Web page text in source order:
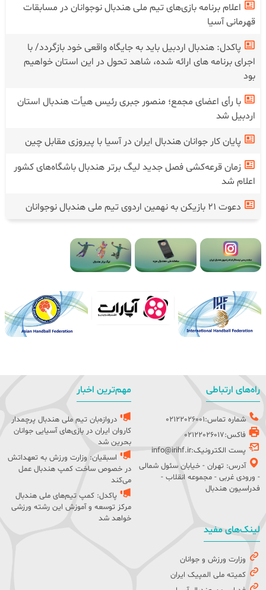
اعلام برنامه بازی‌های تیم ملی هندبال نوجوانان در مسابقات
قهرمانی آسیا
پاکدل: هندبال اردبیل باید به جایگاه واقعی خود بازگردد/ با
اجرای برنامه های ارائه شده، شاهد تحول در این استان خواهیم
بود
با رأی اعضای مجمع؛ منصور جبری رئیس هیأت هندبال استان
اردبیل شد
پایان کار جوانان هندبال ایران در آسیا با پیروزی مقابل چین
زمان قرعه‌کشی فصل جدید لیگ برتر هندبال باشگاه‌های کشور
اعلام شد
دعوت ۲۱ بازیکن به نهمین اردوی تیم ملی هندبال نوجوانان
راه‌های ارتباطی
شماره تماس:02122026001
فاکس:02122026017
پست الکترونیک:info@irihf.ir
آدرس: تهران - خیابان سئول شمالی
- ورودی غربی - مجموعه انقلاب -
فدراسیون هندبال
مهم‌ترین اخبار
دروازه‌بان تیم ملی هندبال پرچمدار
کاروان ایران در بازی‌های آسیایی جوانان
بحرین شد
اسبقیان: وزارت ورزش به تعهداتش
در خصوص ساخت کمپ هندبال عمل
می‌کند
پاکدل: کمپ تیم‌های ملی هندبال
مرکز توسعه و آموزش این رشته ورزشی
خواهد شد
لینک‌های مفید
وزارت ورزش و جوانان
کمیته ملی المپیک ایران